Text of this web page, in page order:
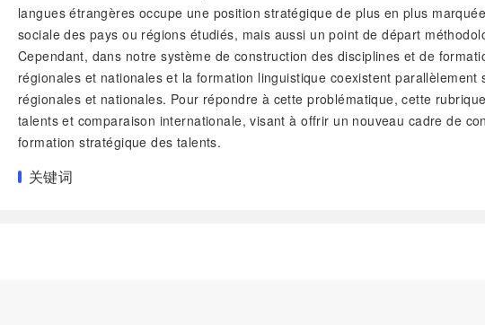
langues étrangères occupe une position stratégique de plus en plus
sociale des pays ou régions étudiés, mais aussi un point de départ
Cependant, dans notre système de construction des disciplines et de
régionales et nationales et la formation linguistique coexistent
régionales et nationales. Pour répondre à cette problématique, cette
talents et comparaison internationale, visant à offrir un nouveau cadre de
formation stratégique des talents.
关键词